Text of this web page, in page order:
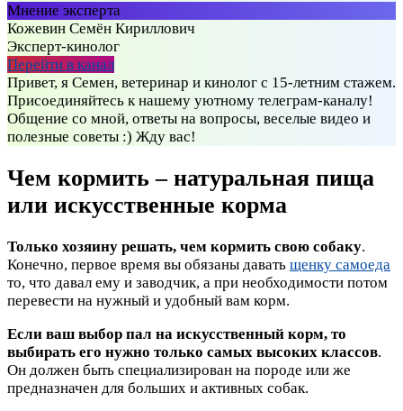
Мнение эксперта
Кожевин Семён Кириллович
Эксперт-кинолог
Перейти в канал
Привет, я Семен, ветеринар и кинолог с 15-летним стажем.
Присоединяйтесь к нашему уютному телеграм-каналу!
Общение со мной, ответы на вопросы, веселые видео и
полезные советы :) Жду вас!
Чем кормить – натуральная пища
или искусственные корма
Только хозяину решать, чем кормить свою собаку.
Конечно, первое время вы обязаны давать щенку самоеда
то, что давал ему и заводчик, а при необходимости потом
перевести на нужный и удобный вам корм.
Если ваш выбор пал на искусственный корм, то
выбирать его нужно только самых высоких классов.
Он должен быть специализирован на породе или же
предназначен для больших и активных собак.